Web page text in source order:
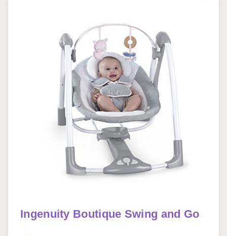
Ingenuity Boutique Swing and Go